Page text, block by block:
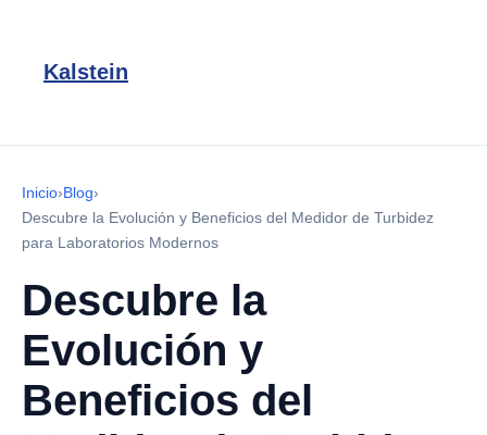
Kalstein
Inicio›Blog›
Descubre la Evolución y Beneficios del Medidor de Turbidez
para Laboratorios Modernos
Descubre la
Evolución y
Beneficios del